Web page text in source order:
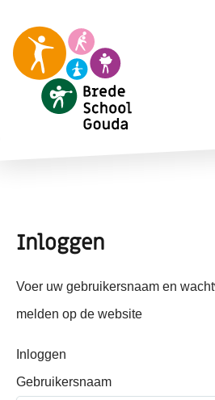
Inloggen
Voer uw gebruikersnaam en
melden op de website
Inloggen
Gebruikersnaam